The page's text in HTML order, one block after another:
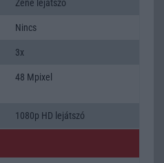
Zene lejátszó
Nincs
3x
48 Mpixel
1080p HD lejátszó